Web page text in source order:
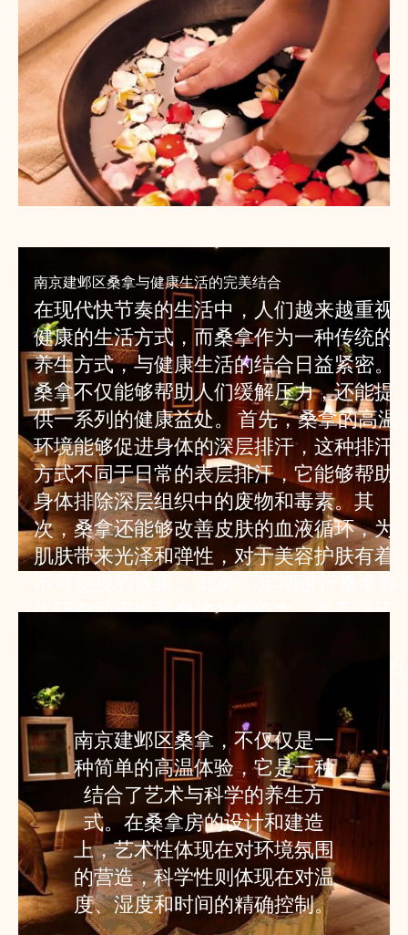
南京建邺区桑拿与健康生活的完美结合
在现代快节奏的生活中，人们越来越重视
健康的生活方式，而桑拿作为一种传统的
养生方式，与健康生活的结合日益紧密。
桑拿不仅能够帮助人们缓解压力，还能提
供一系列的健康益处。 首先，桑拿的高温
环境能够促进身体的深层排汗，这种排汗
方式不同于日常的表层排汗，它能够帮助
身体排除深层组织中的废物和毒素。其
次，桑拿还能够改善皮肤的血液循环，为
肌肤带来光泽和弹性，对于美容护肤有着
生还有助于提高身体的免疫力。在高温环
白”的物质，这种物质能够增强免疫系统的
功能，帮助身体抵抗疾病。 为了最大化桑
拿的养生效果，建议在桑拿前后进行适当
的伸展运动，以促进肌肉的放松和血液循
环。同时，桑拿后进行一次冷水淋浴，能
够有效刺激血管，进一步提高心血管系统
的适应能力。
南京建邺区桑拿，不仅仅是一
种简单的高温体验，它是一种
结合了艺术与科学的养生方
式。在桑拿房的设计和建造
上，艺术性体现在对环境氛围
的营造，科学性则体现在对温
度、湿度和时间的精确控制。